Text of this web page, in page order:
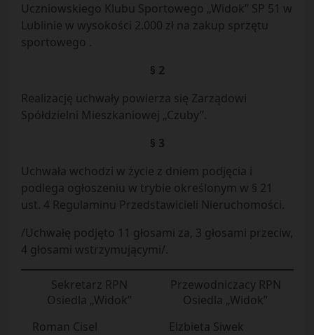
Uczniowskiego Klubu Sportowego „Widok” SP 51 w
Lublinie w wysokości 2.000 zł na zakup sprzętu
sportowego .
§ 2
Realizację uchwały powierza się Zarządowi
Spółdzielni Mieszkaniowej „Czuby”.
§ 3
Uchwała wchodzi w życie z dniem podjęcia i
podlega ogłoszeniu w trybie określonym w § 21
ust. 4 Regulaminu Przedstawicieli Nieruchomości.
/Uchwałę podjęto 11 głosami za, 3 głosami przeciw,
4 głosami wstrzymującymi/.
Sekretarz RPN
Osiedla „Widok”
Roman Cisel
Przewodniczacy RPN
Osiedla „Widok”
Elzbieta Siwek